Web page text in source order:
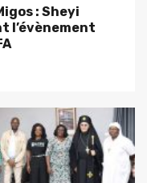
: Sheyi
l’évènement